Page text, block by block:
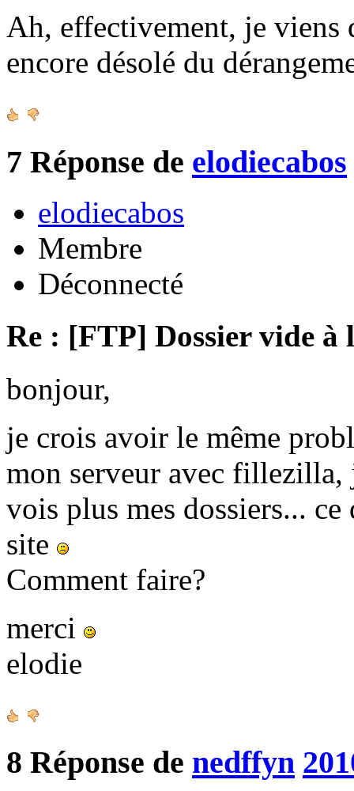
Ah, effectivement, je
encore désolé du
7 Réponse de elodiecabos
elodiecabos
Membre
Déconnecté
Re : [FTP] Dossier vide à
bonjour,
je crois avoir le même
mon serveur avec fillezilla,
vois plus mes dossiers...
site
Comment faire?
merci
elodie
8 Réponse de nedffyn